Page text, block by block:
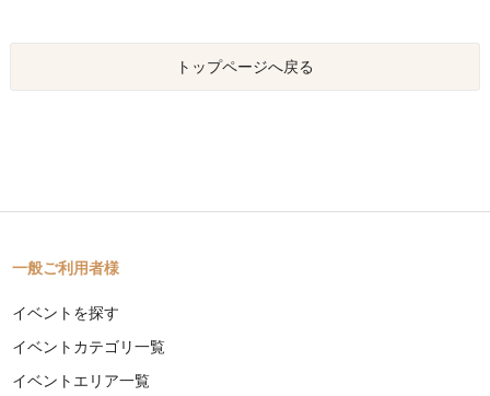
トップページへ戻る
一般ご利用者様
イベントを探す
イベントカテゴリ一覧
イベントエリア一覧